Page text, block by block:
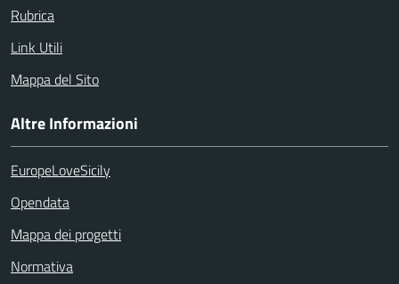
Rubrica
Link Utili
Mappa del Sito
Altre Informazioni
EuropeLoveSicily
Opendata
Mappa dei progetti
Normativa